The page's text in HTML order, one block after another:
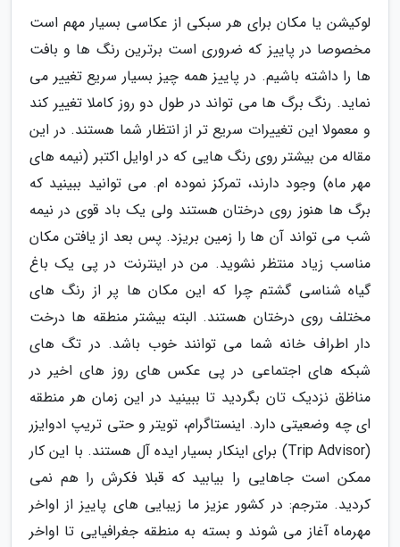
لوکیشن یا مکان برای هر سبکی از عکاسی بسیار مهم است
مخصوصا در پاییز که ضروری است برترین رنگ ها و بافت
ها را داشته باشیم. در پاییز همه چیز بسیار سریع تغییر می
نماید. رنگ برگ ها می تواند در طول دو روز کاملا تغییر کند
و معمولا این تغییرات سریع تر از انتظار شما هستند. در این
مقاله من بیشتر روی رنگ هایی که در اوایل اکتبر (نیمه های
مهر ماه) وجود دارند، تمرکز نموده ام. می توانید ببینید که
برگ ها هنوز روی درختان هستند ولی یک باد قوی در نیمه
شب می تواند آن ها را زمین بریزد. پس بعد از یافتن مکان
مناسب زیاد منتظر نشوید. من در اینترنت در پی یک باغ
گیاه شناسی گشتم چرا که این مکان ها پر از رنگ های
مختلف روی درختان هستند. البته بیشتر منطقه ها درخت
دار اطراف خانه شما می توانند خوب باشد. در تگ های
شبکه های اجتماعی در پی عکس های روز های اخیر در
مناظق نزدیک تان بگردید تا ببینید در این زمان هر منطقه
ای چه وضعیتی دارد. اینستاگرام، تویتر و حتی تریپ ادوایزر
(Trip Advisor) برای اینکار بسیار ایده آل هستند. با این کار
ممکن است جاهایی را بیابید که قبلا فکرش را هم نمی
کردید. مترجم: در کشور عزیز ما زیبایی های پاییز از اواخر
مهرماه آغاز می شوند و بسته به منطقه جغرافیایی تا اواخر